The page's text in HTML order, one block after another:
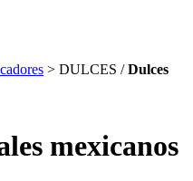
> DULCES /Dulces
mexicanos